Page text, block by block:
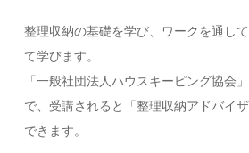
整理収納の基礎を学び、ワークを通し
て学びます。
「一般社団法人ハウスキーピング協会
で、受講されると「整理収納アドバイ
できます。